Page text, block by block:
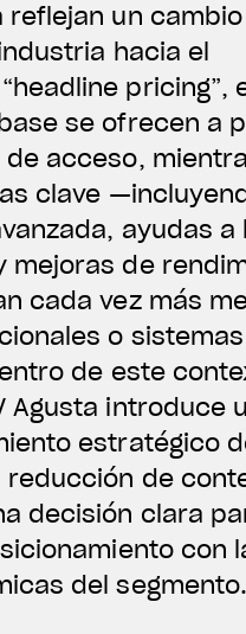
un
hacia el
pricing”,
se ofrecen a
acceso,
clave
ayudas a
mejoras de
cada vez más
o
de este
Agusta introduce
estratégico
reducción de
decisión clara
con
del segmento.